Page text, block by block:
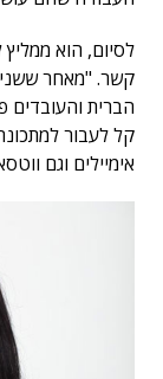
לסיום, הוא
קשר. "מאחר ששני
הברית והעובדים
קל לעבור
אימיילים וגם